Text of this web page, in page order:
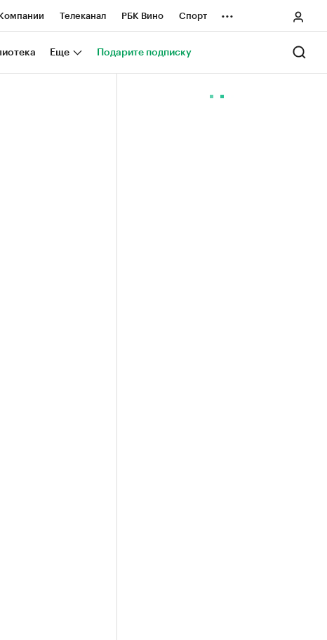
Телеканал РБК Вино Спорт
проекты Город
...
Еще Подарите подписку